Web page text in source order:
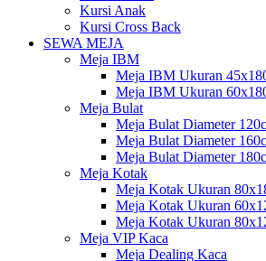
Kursi Anak
Kursi Cross Back
SEWA MEJA
Meja IBM
Meja IBM Ukuran
Meja IBM Ukuran
Meja Bulat
Meja Bulat Diameter
Meja Bulat Diameter
Meja Bulat Diameter
Meja Kotak
Meja Kotak Ukuran
Meja Kotak Ukuran
Meja Kotak Ukuran
Meja VIP Kaca
Meja Dealing Kaca